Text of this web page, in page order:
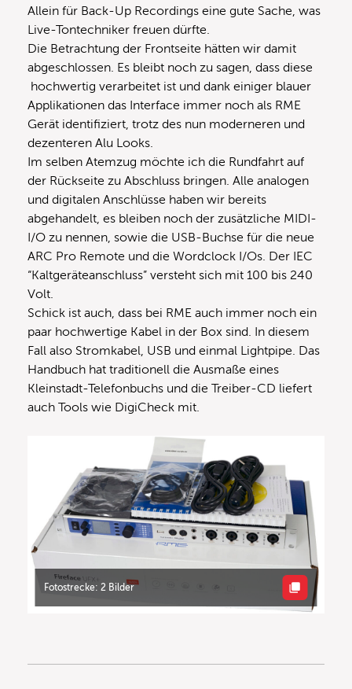
Allein für Back-Up Recordings eine gute Sache, was
Live-Tontechniker freuen dürfte.
Die Betrachtung der Frontseite hätten wir damit
abgeschlossen. Es bleibt noch zu sagen, dass diese
hochwertig verarbeitet ist und dank einiger blauer
Applikationen das Interface immer noch als RME
Gerät identifiziert, trotz des nun moderneren und
dezenteren Alu Looks.
Im selben Atemzug möchte ich die Rundfahrt auf
der Rückseite zu Abschluss bringen. Alle analogen
und digitalen Anschlüsse haben wir bereits
abgehandelt, es bleiben noch der zusätzliche MIDI-
I/O zu nennen, sowie die USB-Buchse für die neue
ARC Pro Remote und die Wordclock I/Os. Der IEC
“Kaltgeräteanschluss” versteht sich mit 100 bis 240
Volt.
Schick ist auch, dass bei RME auch immer noch ein
paar hochwertige Kabel in der Box sind. In diesem
Fall also Stromkabel, USB und einmal Lightpipe. Das
Handbuch hat traditionell die Ausmaße eines
Kleinstadt-Telefonbuchs und die Treiber-CD liefert
auch Tools wie DigiCheck mit.
Fotostrecke: 2 Bilder